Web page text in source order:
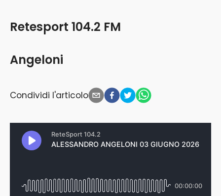
Angeloni
Retesport 104.2 FM
Condividi l'articolo